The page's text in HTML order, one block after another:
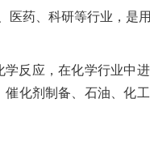
医药、科研等行业，是
反应，在化学行业中
化剂制备、石油、化